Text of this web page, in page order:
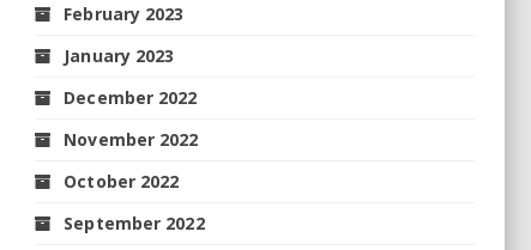
February 2023
January 2023
December 2022
November 2022
October 2022
September 2022